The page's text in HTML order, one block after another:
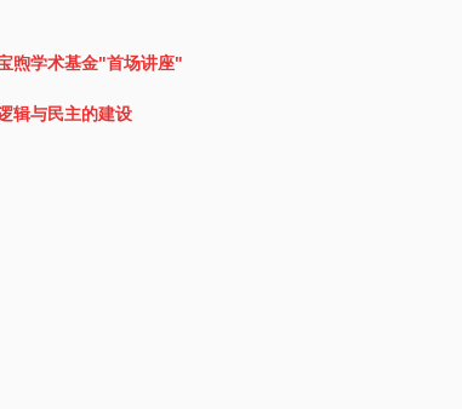
煦学术基金"首场讲座"
辑与民主的建设